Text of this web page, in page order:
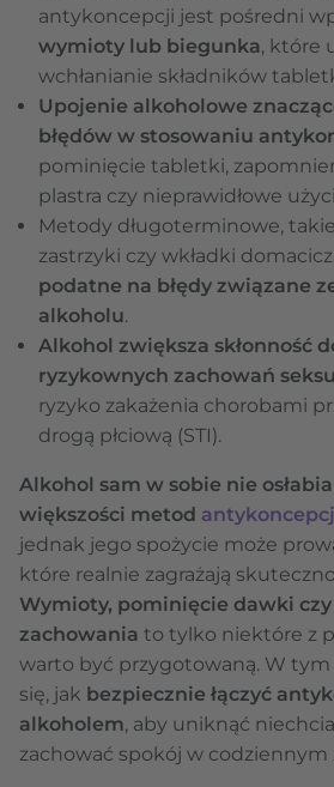
antykoncepcji jest pośredni
wymioty lub biegunka, które
wchłanianie składników
Upojenie alkoholowe
błędów w stosowaniu
pominięcie tabletki,
plastra czy nieprawidłowe
Metody długoterminowe,
zastrzyki czy wkładki
podatne na błędy związane
alkoholu.
Alkohol zwiększa skłonność
ryzykownych zachowań
ryzyko zakażenia chorobami
drogą płciową (STI).
Alkohol sam w sobie nie
większości metod
jednak jego spożycie może
które realnie zagrażają
Wymioty, pominięcie dawki
zachowania to tylko niektóre z
warto być przygotowaną. W
się, jak bezpiecznie łączyć
alkoholem, aby uniknąć
zachować spokój w codziennym